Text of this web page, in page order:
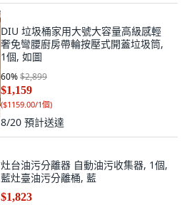
DIU 垃圾桶家用大號大容量高級感輕
奢免彎腰廚房帶輪按壓式開蓋垃圾筒,
1個, 如圖
60%$2,899
$1,159
($1159.00/1個)
8/20 預計送達
灶台油污分離器 自動油污收集器, 1個,
藍灶臺油污分離桶, 藍
$1,823